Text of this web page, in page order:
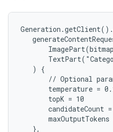
   ) {
// Optional
temperature =
       topK = 10
candidateCount =
maxOutputTokens
   },